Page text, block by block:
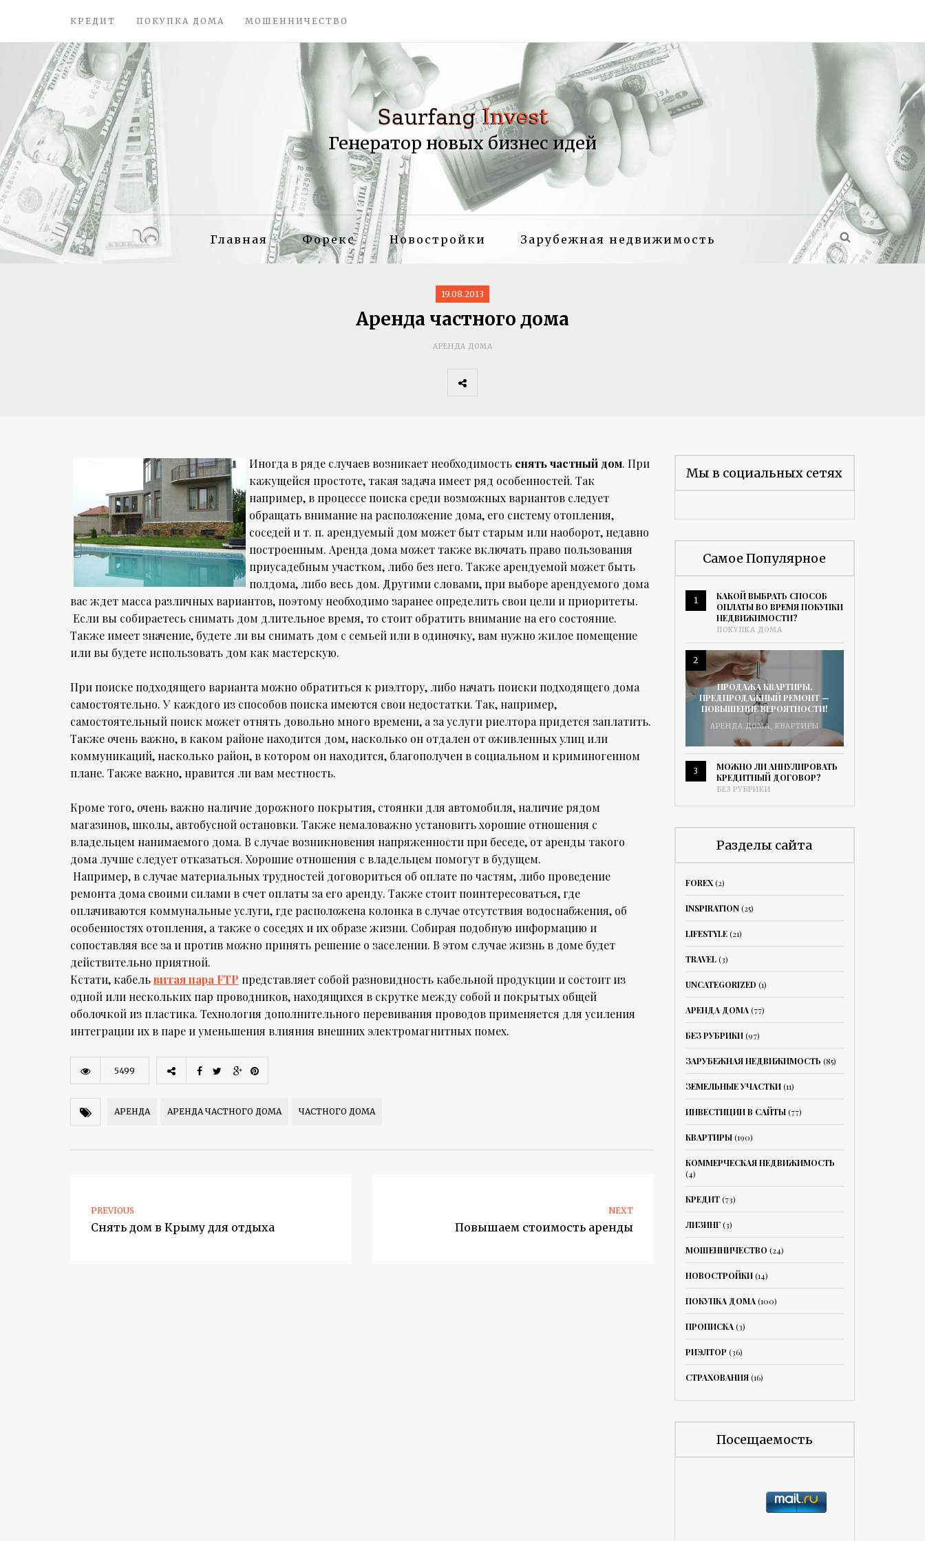
КРЕДИТ ПОКУПКА ДОМА МОШЕННИЧЕСТВО
Генератор новых бизнес идей
Главная Форекс Новостройки Зарубежная недвижимость
19.08.2013
Аренда частного дома
АРЕНДА ДОМА
Иногда в ряде случаев возникает необходимость снять частный дом. При
кажущейся простоте, такая задача имеет ряд особенностей. Так
например, в процессе поиска среди возможных вариантов следует
обращать внимание на расположение дома, его систему отопления,
соседей и т. п. арендуемый дом может быт старым или наоборот, недавно
построенным. Аренда дома может также включать право пользования
приусадебным участком, либо без него. Также арендуемой может быть
полдома, либо весь дом. Другими словами, при выборе арендуемого дома
вас ждет масса различных вариантов, поэтому необходимо заранее определить свои цели и приоритеты.
Если вы собираетесь снимать дом длительное время, то стоит обратить внимание на его состояние.
Также имеет значение, будете ли вы снимать дом с семьей или в одиночку, вам нужно жилое помещение
или вы будете использовать дом как мастерскую.
При поиске подходящего варианта можно обратиться к риэлтору, либо начать поиски подходящего дома
самостоятельно. У каждого из способов поиска имеются свои недостатки. Так, например,
самостоятельный поиск может отнять довольно много времени, а за услуги риелтора придется заплатить.
Также очень важно, в каком районе находится дом, насколько он отдален от оживленных улиц или
коммуникаций, насколько район, в котором он находится, благополучен в социальном и криминогенном
плане. Также важно, нравится ли вам местность.
Кроме того, очень важно наличие дорожного покрытия, стоянки для автомобиля, наличие рядом
магазинов, школы, автобусной остановки. Также немаловажно установить хорошие отношения с
владельцем нанимаемого дома. В случае возникновения напряженности при беседе, от аренды такого
дома лучше следует отказаться. Хорошие отношения с владельцем помогут в будущем.
Например, в случае материальных трудностей договориться об оплате по частям, либо проведение
ремонта дома своими силами в счет оплаты за его аренду. Также стоит поинтересоваться, где
оплачиваются коммунальные услуги, где расположена колонка в случае отсутствия водоснабжения, об
особенностях отопления, а также о соседях и их образе жизни. Собирая подобную информацию и
сопоставляя все за и против можно принять решение о заселении. В этом случае жизнь в доме будет
действительно приятной.
Кстати, кабельвитая пара FTP представляет собой разновидность кабельной продукции и состоит из
одной или нескольких пар проводников, находящихся в скрутке между собой и покрытых общей
оболочкой из пластика. Технология дополнительного перевивания проводов применяется для усиления
интеграции их в паре и уменьшения влияния внешних электромагнитных помех.
5499
АРЕНДА АРЕНДА ЧАСТНОГО ДОМА ЧАСТНОГО ДОМА
PREVIOUS
Снять дом в Крыму для отдыха
NEXT
Повышаем стоимость аренды
Мы в социальных сетях
Самое Популярное
1
КАКОЙ ВЫБРАТЬ СПОСОБ
ОПЛАТЫ ВО ВРЕМЯ ПОКУПКИ
НЕДВИЖИМОСТИ?
ПОКУПКА ДОМА
2
ПРОДАЖА КВАРТИРЫ.
ПРЕДПРОДАЖНЫЙ РЕМОНТ —
ПОВЫШЕНИЕ ВЕРОЯТНОСТИ!
АРЕНДА ДОМА, КВАРТИРЫ
3
МОЖНО ЛИ АННУЛИРОВАТЬ
КРЕДИТНЫЙ ДОГОВОР?
БЕЗ РУБРИКИ
Разделы сайта
FOREX(2)
INSPIRATION(25)
LIFESTYLE(21)
TRAVEL(3)
UNCATEGORIZED (1)
АРЕНДА ДОМА(77)
БЕЗ РУБРИКИ(97)
ЗАРУБЕЖНАЯ НЕДВИЖИМОСТЬ (85)
ЗЕМЕЛЬНЫЕ УЧАСТКИ(11)
ИНВЕСТИЦИИ В САЙТЫ(77)
КВАРТИРЫ(190)
КОММЕРЧЕСКАЯ НЕДВИЖИМОСТЬ
(4)
КРЕДИТ(73)
ЛИЗИНГ(3)
МОШЕННИЧЕСТВО (24)
НОВОСТРОЙКИ(14)
ПОКУПКА ДОМА(100)
ПРОПИСКА(3)
РИЭЛТОР (36)
СТРАХОВАНИЯ(16)
Посещаемость